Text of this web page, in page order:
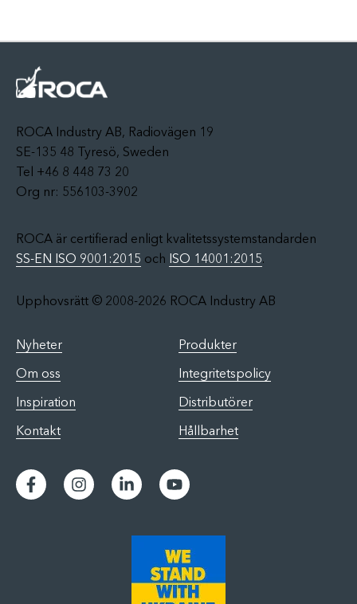
ROCA Industry AB, Radiovägen 19
SE-135 48 Tyresö, Sweden
Tel +46 8 448 73 20
Org nr: 556103-3902
ROCA är certifierad enligt kvalitetssystemstandarden
SS-EN ISO 9001:2015 och ISO 14001:2015.
Upphovsrätt © 2008-2026 ROCA Industry AB
Nyheter
Produkter
Om oss
Integritetspolicy
Inspiration
Distributörer
Kontakt
Hållbarhet